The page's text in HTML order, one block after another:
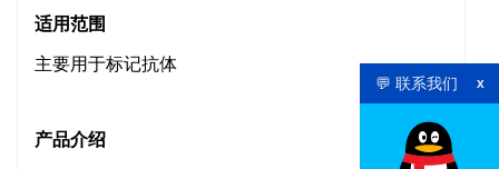
适用范围
主要用于标记抗体
产品介绍
💬 联系我们 x